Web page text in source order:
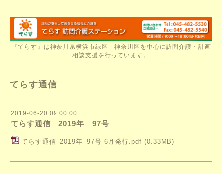
『てらす』は神奈川県横浜市緑区・神奈川区を中心に訪問介護・計画
相談支援を行っています。
てらす通信
2019-06-20 09:00:00
てらす通信 2019年 97号
てらす通信_2019年_97号 6月発行.pdf (0.33MB)